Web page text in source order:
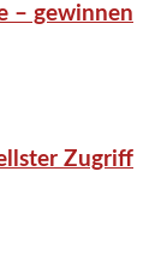
– gewinnen
Zugriff